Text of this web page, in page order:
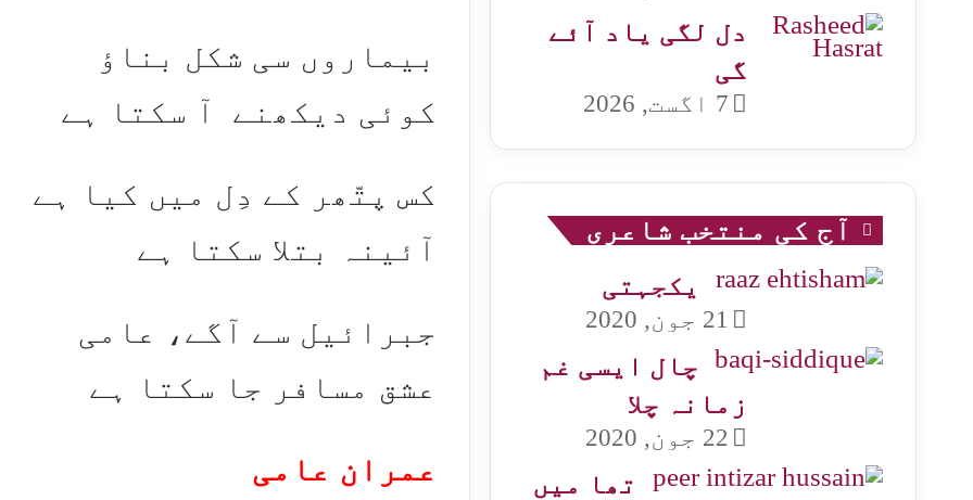
بیماروں سی شکل بناؤ
کوئی دیکھنے آ سکتا ہے
کس پتّھر کے دِل میں کیا ہے
آئینہ بتلا سکتا ہے
جبرائیل سے آگے، عامی
عشق مسافر جا سکتا ہے
عمران عامی
دل لگی یاد آئے
گی
7 اگست, 2026
آج کی منتخب شاعری
یکجہتی
21 جون, 2020
چال ایسی غم
زمانہ چلا
22 جون, 2020
تھا میں